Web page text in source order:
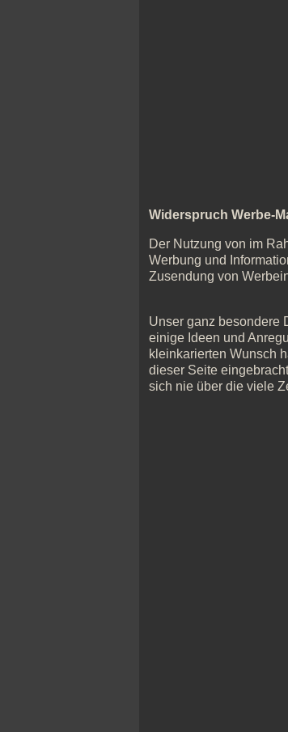
Widerspruch Werbe-
Der Nutzung von im
Werbung und
Zusendung von
Unser ganz besondere
einige Ideen und
kleinkarierten Wunsch
dieser Seite
sich nie über die viele